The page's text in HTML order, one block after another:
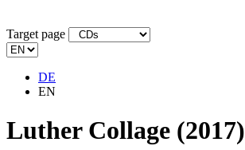
Target page
DE
EN
Luther Collage (2017)